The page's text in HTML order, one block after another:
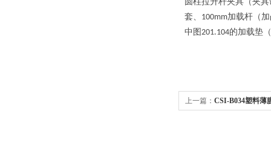
套、 100mm加载杆（
中图 201.104的加载垫
上一篇： CSI-B034塑料薄